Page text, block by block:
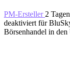
PM-Ersteller 2
deaktiviert für
Börsenhandel in den